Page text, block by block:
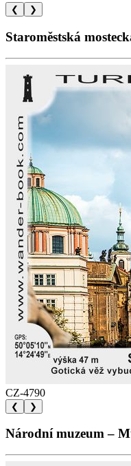
❮ ❯
Staroměstská
CZ-4790
❮ ❯
Národní muzeum –